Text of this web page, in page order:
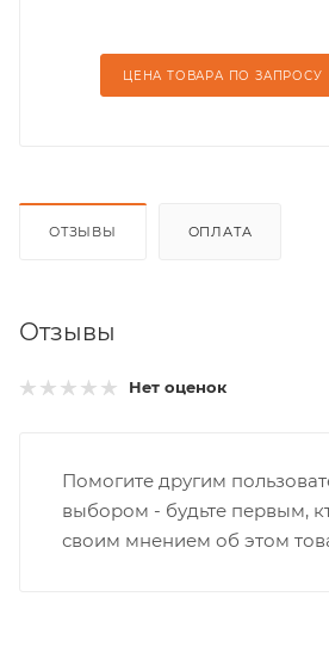
ЦЕНА ТОВАРА ПО ЗАПРОСУ
ОТЗЫВЫ ОПЛАТА
Отзывы
Нет оценок
Помогите другим
выбором - будьте первым,
своим мнением об этом